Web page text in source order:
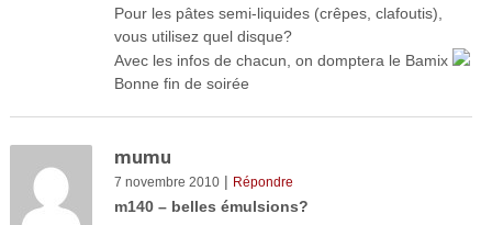
Pour les pâtes semi-liquides (crêpes, clafoutis),
vous utilisez quel disque?
Avec les infos de chacun, on domptera le Bamix
Bonne fin de soirée
mumu
7 novembre 2010| Répondre
m140 – belles émulsions?